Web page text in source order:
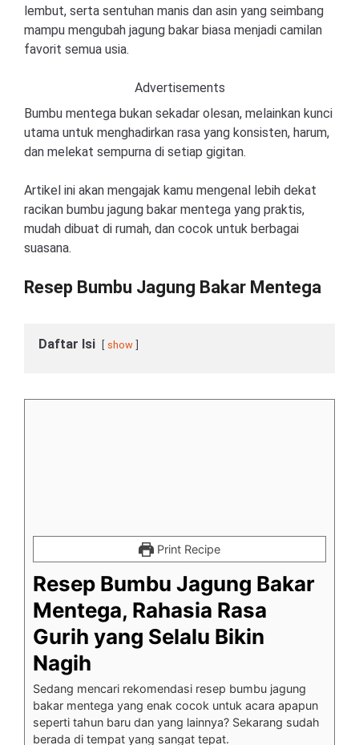
lembut, serta sentuhan manis dan asin yang seimbang
mampu mengubah jagung bakar biasa menjadi camilan
favorit semua usia.
Advertisements
Bumbu mentega bukan sekadar olesan, melainkan kunci
utama untuk menghadirkan rasa yang konsisten, harum,
dan melekat sempurna di setiap gigitan.
Artikel ini akan mengajak kamu mengenal lebih dekat
racikan bumbu jagung bakar mentega yang praktis,
mudah dibuat di rumah, dan cocok untuk berbagai
suasana.
Resep Bumbu Jagung Bakar Mentega
Daftar Isi show
Print Recipe
Resep Bumbu Jagung Bakar
Mentega, Rahasia Rasa
Gurih yang Selalu Bikin
Nagih
Sedang mencari rekomendasi resep bumbu jagung
bakar mentega yang enak cocok untuk acara apapun
seperti tahun baru dan yang lainnya? Sekarang sudah
berada di tempat yang sangat tepat.